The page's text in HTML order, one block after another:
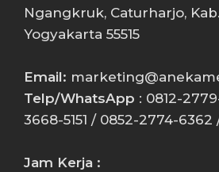
Ngangkruk, Caturharjo,
Yogyakarta 55515
Email:
Telp/WhatsApp : 0812-
3668-5151 / 0852-2774-6362
Jam Kerja :